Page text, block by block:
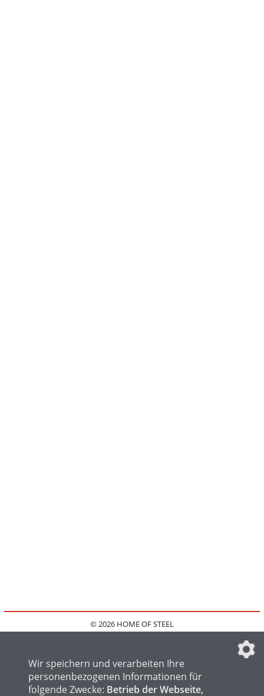
© 2026 HOME OF STEEL
IMPRESSUM
FAQ
DATENSCHUTZEINSTELLUNGEN
Wir speichern und verarbeiten Ihre
personenbezogenen Informationen für
folgende Zwecke: Betrieb der Webseite,